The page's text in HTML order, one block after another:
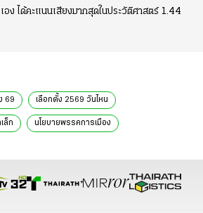
อง ได้คะแนนเสียงมากสุดในประวัติศาสตร์ 1.44
69 เลือกตั้ง 2569 วันไหน
ล็ก นโยบายพรรคการเมือง
ประชาธิปไตย พรรคการเมืองเล็ก